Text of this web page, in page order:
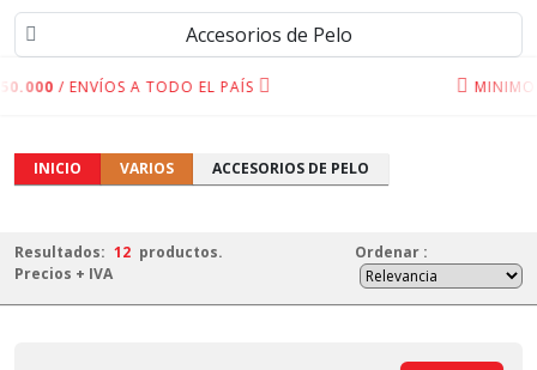
Accesorios de Pelo
/ ENVÍOS A TODO EL PAÍS MINIMO
INICIO VARIOS ACCESORIOS DE PELO
Resultados: 12 productos.
Precios + IVA
Ordenar :